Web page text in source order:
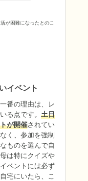
が困難になったとのこ
イベント
番の理由は、レ
る点です。 土日
が開催されてい
く、参加を強制
ものを選んで自
は特にクイズや
ベントには必ず
宅にいたら、こ